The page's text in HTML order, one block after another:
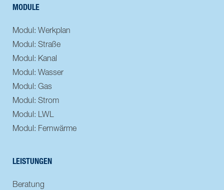
MODULE
Modul: Werkplan
Modul: Straße
Modul: Kanal
Modul: Wasser
Modul: Gas
Modul: Strom
Modul: LWL
Modul: Fernwärme
LEISTUNGEN
Beratung